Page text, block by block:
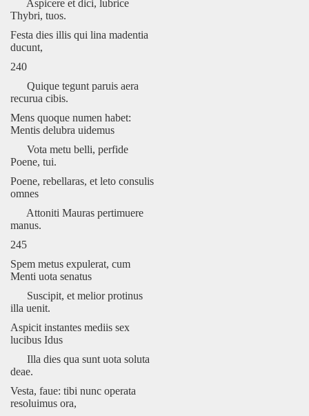
Aspicere et dici, lubrice
Thybri, tuos.
Festa dies illis qui lina madentia
ducunt,
240
Quique tegunt paruis aera
recurua cibis.
Mens quoque numen habet:
Mentis delubra uidemus
Vota metu belli, perfide
Poene, tui.
Poene, rebellaras, et leto consulis
omnes
Attoniti Mauras pertimuere
manus.
245
Spem metus expulerat, cum
Menti uota senatus
Suscipit, et melior protinus
illa uenit.
Aspicit instantes mediis sex
lucibus Idus
Illa dies qua sunt uota soluta
deae.
Vesta, faue: tibi nunc operata
resoluimus ora,